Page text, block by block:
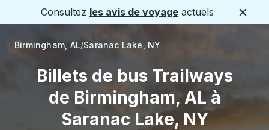
Consultez les avis de voyage actuels
Birmingham, AL Saranac Lake, NY
Billets de bus Trailways
de Birmingham, AL à
Saranac Lake, NY